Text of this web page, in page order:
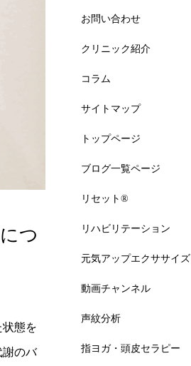
つ
態を
謝のバ
お問い合わせ
クリニック紹介
コラム
サイトマップ
トップページ
ブログ一覧ページ
リセット®
リハビリテーション
元気アップエクササイズ
動画チャンネル
声紋分析
指ヨガ・頭皮セラピー